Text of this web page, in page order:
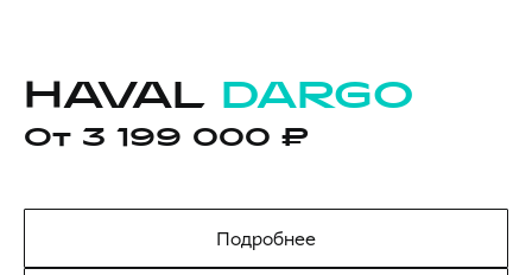
HAVAL DARGO
От 3 199 000 ₽
Подробнее